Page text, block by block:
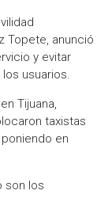
Topete, anunció
y evitar
usuarios.
Tijuana,
taxistas
en
son los